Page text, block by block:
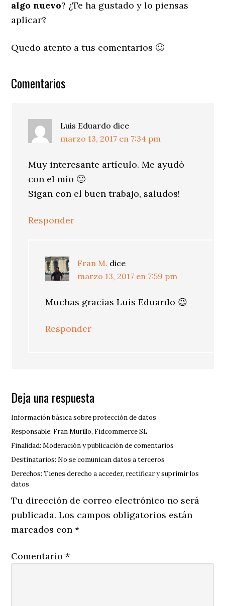
algo nuevo? ¿Te ha gustado y lo piensas
aplicar?
Quedo atento a tus comentarios 🙂
Comentarios
Luis Eduardo dice
marzo 13, 2017 en 7:34 pm
Muy interesante artículo. Me ayudó
con el mío 🙂
Sigan con el buen trabajo, saludos!
Responder
Fran M. dice
marzo 13, 2017 en 7:59 pm
Muchas gracias Luis Eduardo 😉
Responder
Deja una respuesta
Información básica sobre protección de datos
Responsable: Fran Murillo, Fidcommerce SL
Finalidad: Moderación y publicación de comentarios
Destinatarios: No se comunican datos a terceros
Derechos: Tienes derecho a acceder, rectificar y suprimir los
datos
Tu dirección de correo electrónico no será
publicada. Los campos obligatorios están
marcados con*
Comentario*